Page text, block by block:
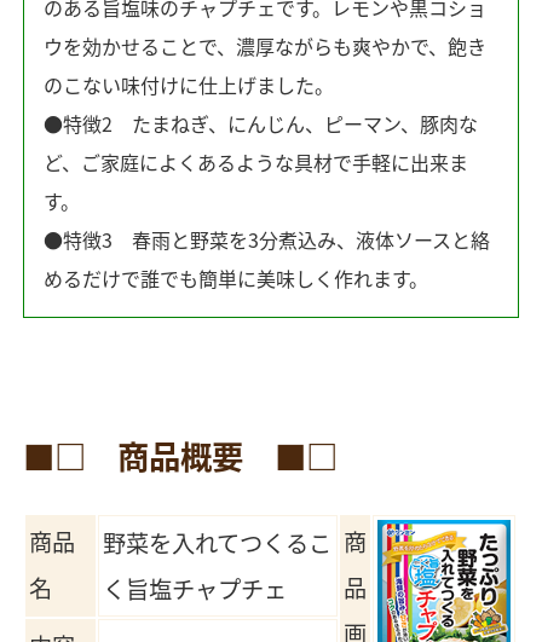
のある旨塩味のチャプチェです。レモンや黒コショ
ウを効かせることで、濃厚ながらも爽やかで、飽き
のこない味付けに仕上げました。
●特徴2 たまねぎ、にんじん、ピーマン、豚肉な
ど、ご家庭によくあるような具材で手軽に出来ま
す。
●特徴3 春雨と野菜を3分煮込み、液体ソースと絡
めるだけで誰でも簡単に美味しく作れます。
■□ 商品概要 ■□
商品
名
野菜を入れてつくるこ
く旨塩チャプチェ
商
品
画